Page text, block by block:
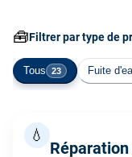
🧰Filtrer par type de
Tous 23 Fuite
💧